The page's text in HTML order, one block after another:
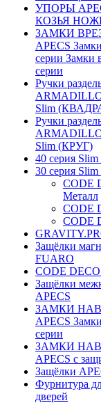
УПОРЫ
КОЗЬЯ
ЗАМКИ
APECS
серии Замки
серии
Ручки
Slim
Ручки
Slim (КРУГ)
40 серия
30 серия
CODE
Металл
CODE
CODE
Защёлки
FUARO
CODE DECO
Защёлки
APECS
ЗАМКИ
APECS
серии
ЗАМКИ
APECS с
Защёлки
Фурнитура
дверей